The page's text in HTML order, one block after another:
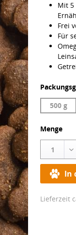
Mit 5
Frei
Für
500 g
Menge
1
In
Lieferzeit